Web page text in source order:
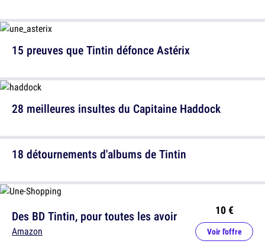
28 meilleures insultes du Capitaine Haddock
Des BD Tintin, pour toutes les avoir
Amazon
10 €
Voir l'offre
15 preuves que Tintin défonce Astérix
18 détournements d'albums de Tintin